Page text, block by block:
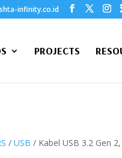
infinity.co.id
PROJECTS
/USB / Kabel USB 3.2 Gen